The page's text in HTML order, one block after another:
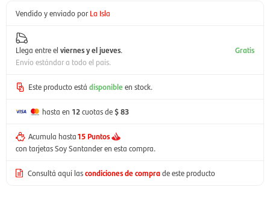
Vendido y enviado por La Isla
Llega entre el viernes y el jueves.
Envío estándar a todo el país.
Gratis
Este producto está disponible en stock.
hasta en 12cuotas de$ 83
Acumula hasta15 Puntos
con tarjetas Soy Santander en esta compra.
Consultá aquí lascondiciones de comprade este producto